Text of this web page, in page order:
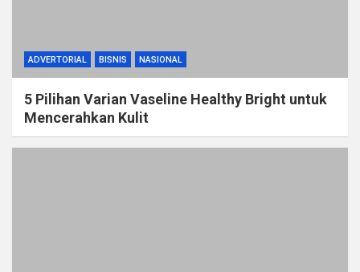
ADVERTORIAL BISNIS NASIONAL
5 Pilihan Varian Vaseline Healthy Bright untuk
Mencerahkan Kulit